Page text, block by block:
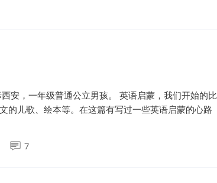
安，一年级普通公立男孩。 英语启蒙，我们开始的比
的儿歌、绘本等。在这篇有写过一些英语启蒙的心路
7